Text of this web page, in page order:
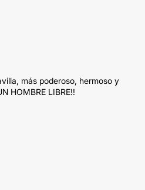
más poderoso, hermoso y
HOMBRE LIBRE!!